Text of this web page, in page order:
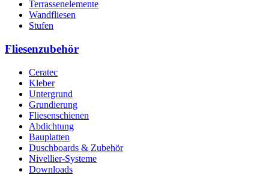
Terrassenelemente
Wandfliesen
Stufen
Fliesenzubehör
Ceratec
Kleber
Untergrund
Grundierung
Fliesenschienen
Abdichtung
Bauplatten
Duschboards & Zubehör
Nivellier-Systeme
Downloads